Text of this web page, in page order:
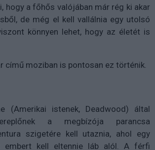
hogy a főhős valójában már rég ki akar
de még el kell vallálnia egy utolsó
könnyen lehet, hogy az életét is
című moziban is pontosan ez történik.
(Amerikai istenek, Deadwood) által
a megbízója parancsa
szigetére kell utaznia, ahol egy
embert kell eltennie láb alól. A férfi